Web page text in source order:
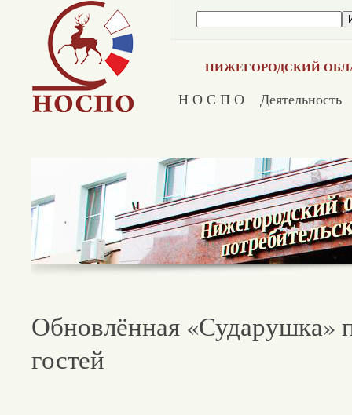
Н О С П О Деятельность
НИЖЕГОРОДСКИЙ
Обновлённая «Сударушка»
гостей